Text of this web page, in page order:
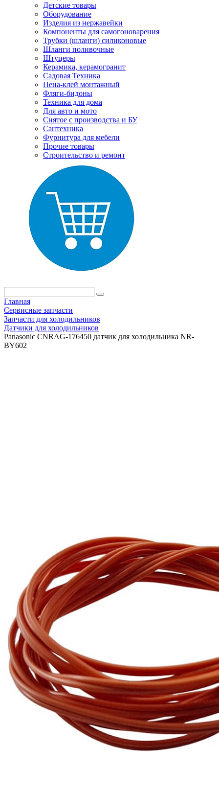
Детские товары
Оборудование
Изделия из нержавейки
Компоненты для самогоноварения
Трубки (шланги) силиконовые
Шланги поливочные
Штуцеры
Керамика, керамогранит
Садовая Техника
Пена-клей монтажный
Фляги-бидоны
Техника для дома
Для авто и мото
Снятое с производства и БУ
Сантехника
Фурнитура для мебели
Прочие товары
Строительство и ремонт
Главная
Сервисные запчасти
Запчасти для холодильников
Датчики для холодильников
Panasonic CNRAG-176450 датчик для холодильника NR-
BY602